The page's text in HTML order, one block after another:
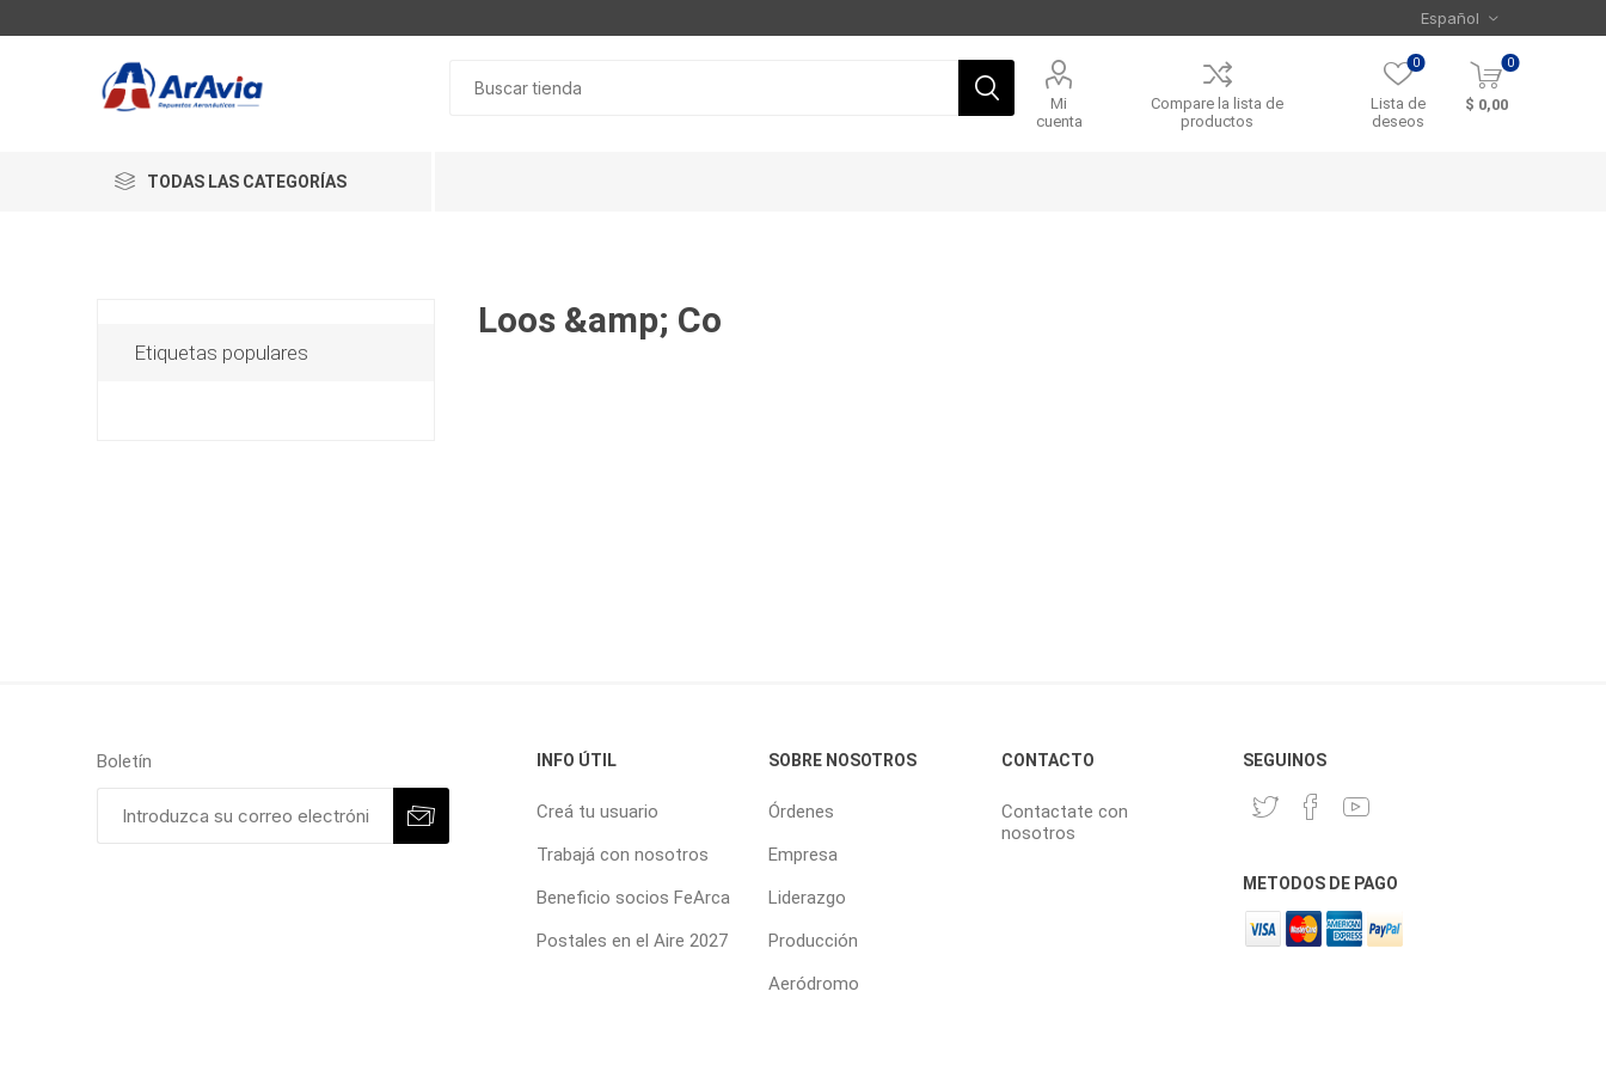
Mi
cuenta
Compare la lista de
productos
Lista de
deseos
0 0
$ 0,00
TODAS LAS CATEGORÍAS
Loos &amp; Co
Etiquetas populares
Boletín INFO ÚTIL
Creá tu usuario
Trabajá con nosotros
Beneficio socios FeArca
Postales en el Aire 2027
SOBRE NOSOTROS
Órdenes
Empresa
Liderazgo
Producción
Aeródromo
CONTACTO
Contactate con
nosotros
SEGUINOS
METODOS DE PAGO